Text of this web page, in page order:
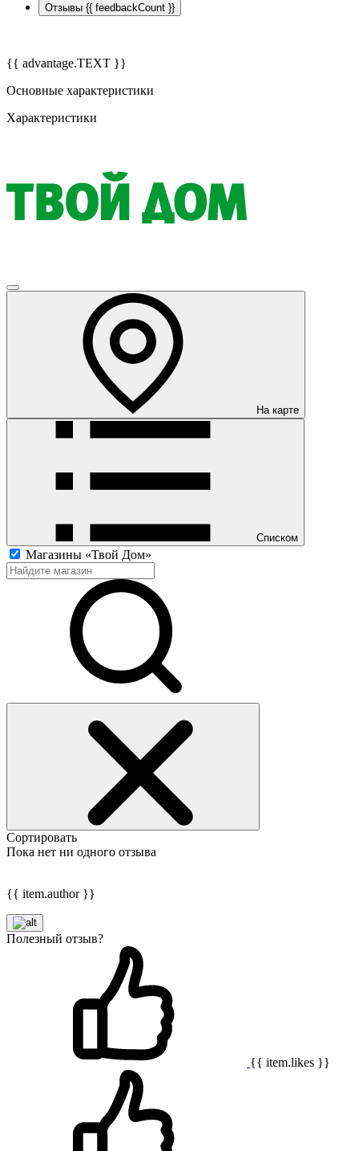
Отзывы {{ feedbackCount }}
{{ advantage.TEXT }}
Основные характеристики
Характеристики
На карте
Списком
Магазины «Твой Дом»
Сортировать
Пока нет ни одного отзыва
{{ item.author }}
Полезный отзыв?
{{ item.likes }}